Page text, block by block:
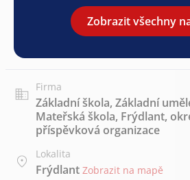
Zobrazit všechny
Firma
Základní škola, Základní
Mateřská škola, Frýdlant,
příspěvková organizace
Lokalita
Frýdlant Zobrazit na mapě